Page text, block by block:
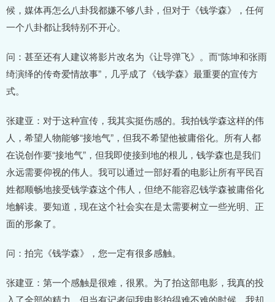
候，媒体再怎么八卦我都嫌不够八卦，但对于《钱学森》，任何
一个八卦都让我特别不开心。
问：甚至还有人建议将影片改名为《让导弹飞》。而“陈坤和张雨
绮演绎的传奇爱情故事”，几乎成了《钱学森》最重要的宣传方
式。
张建亚：对于这种宣传，我其实挺伤感的。我拍钱学森这样的伟
人，希望人物能够“接地气”，但我不希望他被庸俗化。所有人都
在说创作要“接地气”，但我即使接到地的根儿，钱学森也是我们
永远需要仰视的伟人。我可以通过一部好看的电影让所有平民百
姓都顺畅地接受钱学森这个伟人，但绝不能容忍钱学森被庸俗化
地解读。要知道，现在这个社会实在是太需要树立一些光明、正
面的形象了。
问：拍完《钱学森》，您一定有很多感触。
张建亚：第一个感触是很难，很累。为了拍这部电影，我真的投